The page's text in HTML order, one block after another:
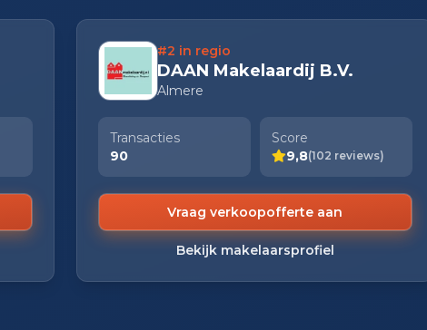
#2 in regio
DAAN Makelaardij B.V.
Almere
Transacties
90
Score
9,8(102 reviews)
Vraag verkoopofferte aan
Bekijk makelaarsprofiel